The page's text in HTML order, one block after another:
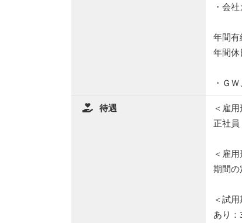
・会
年間有
年間
・Ｇ
待遇
＜雇
正社員
＜雇
期間
＜試
あり：